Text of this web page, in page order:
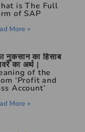
is The Full
of SAP
More »
नुकसान का हिसाब
का अर्थ |
of the
‘Profit and
Account’
More »